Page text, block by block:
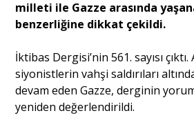
Yorum - Analiz
Söyleşi
Yazı Dizisi
milleti ile Gazze arasında
benzerliğine dikkat çekildi.
İktibas Dergisi’nin 561. sayısı çıktı.
siyonistlerin vahşi saldırıları
devam eden Gazze, derginin
yeniden değerlendirildi.